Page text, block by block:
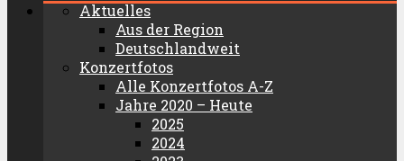
Aktuelles
Aus der Region
Deutschlandweit
Konzertfotos
Alle Konzertfotos A-Z
Jahre 2020 – Heute
2025
2024